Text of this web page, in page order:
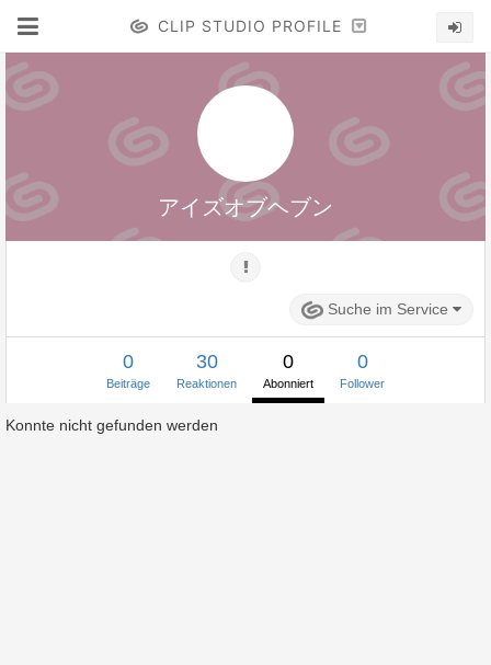
CLIP STUDIO PROFILE
アイズオブヘブン
Suche im Service
0
Beiträge
30
Reaktionen
0
Abonniert
0
Follower
Konnte nicht gefunden werden